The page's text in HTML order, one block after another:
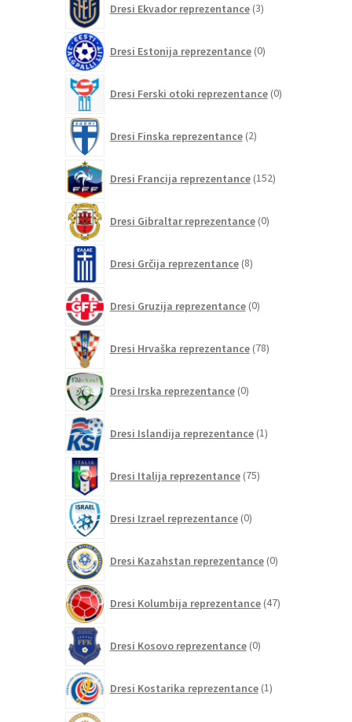
Dresi Ekvador reprezentance 3izdelki
Dresi Estonija reprezentance 0izdelkov
Dresi Ferski otoki reprezentance 0izdelkov
Dresi Finska reprezentance 2izdelka
Dresi Francija reprezentance 152izdelkov
Dresi Gibraltar reprezentance 0izdelkov
Dresi Grčija reprezentance 8izdelkov
Dresi Gruzija reprezentance 0izdelkov
Dresi Hrvaška reprezentance 78izdelkov
Dresi Irska reprezentance 0izdelkov
Dresi Islandija reprezentance 1izdelek
Dresi Italija reprezentance 75izdelkov
Dresi Izrael reprezentance 0izdelkov
Dresi Kazahstan reprezentance 0izdelkov
Dresi Kolumbija reprezentance 47izdelkov
Dresi Kosovo reprezentance 0izdelkov
Dresi Kostarika reprezentance 1izdelek